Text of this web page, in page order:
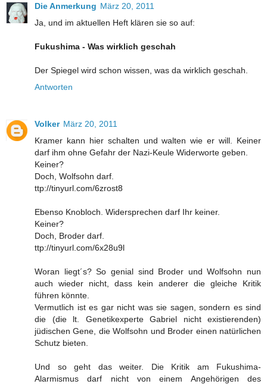
Die Anmerkung März 20, 2011
Ja, und im aktuellen Heft klären sie so auf:
Fukushima - Was wirklich geschah
Der Spiegel wird schon wissen, was da wirklich geschah.
Antworten
Volker März 20, 2011
Kramer kann hier schalten und walten wie er will. Keiner
darf ihm ohne Gefahr der Nazi-Keule Widerworte geben.
Keiner?
Doch, Wolfsohn darf.
ttp://tinyurl.com/6zrost8
Ebenso Knobloch. Widersprechen darf Ihr keiner.
Keiner?
Doch, Broder darf.
ttp://tinyurl.com/6x28u9l
Woran liegt´s? So genial sind Broder und Wolfsohn nun
auch wieder nicht, dass kein anderer die gleiche Kritik
führen könnte.
Vermutlich ist es gar nicht was sie sagen, sondern es sind
die (die lt. Genetikexperte Gabriel nicht existierenden)
jüdischen Gene, die Wolfsohn und Broder einen natürlichen
Schutz bieten.
Und so geht das weiter. Die Kritik am Fukushima-
Alarmismus darf nicht von einem Angehörigen des